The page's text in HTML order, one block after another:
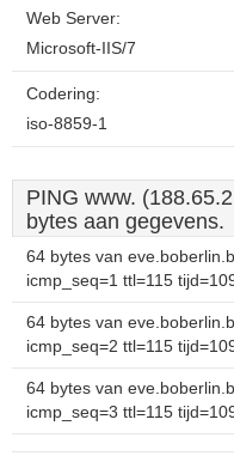
Web Server:
Microsoft-IIS/7
Codering:
iso-8859-1
PING www.
bytes aan gegevens.
64 bytes van
icmp_seq=1 ttl=115
64 bytes van
icmp_seq=2 ttl=115
64 bytes van
icmp_seq=3 ttl=115